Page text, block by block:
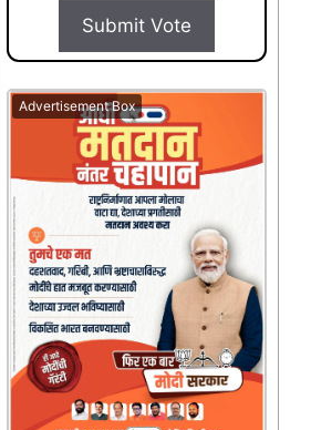
Submit Vote
Advertisement Box